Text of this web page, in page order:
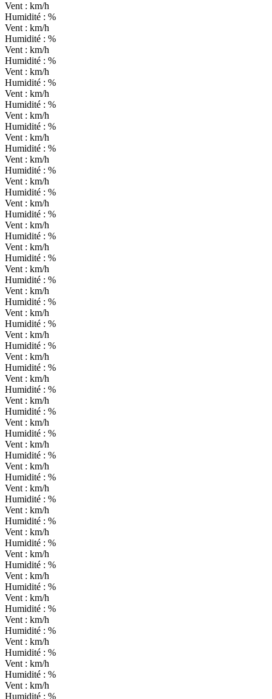
Vent : km/h
Humidité : %
Vent : km/h
Humidité : %
Vent : km/h
Humidité : %
Vent : km/h
Humidité : %
Vent : km/h
Humidité : %
Vent : km/h
Humidité : %
Vent : km/h
Humidité : %
Vent : km/h
Humidité : %
Vent : km/h
Humidité : %
Vent : km/h
Humidité : %
Vent : km/h
Humidité : %
Vent : km/h
Humidité : %
Vent : km/h
Humidité : %
Vent : km/h
Humidité : %
Vent : km/h
Humidité : %
Vent : km/h
Humidité : %
Vent : km/h
Humidité : %
Vent : km/h
Humidité : %
Vent : km/h
Humidité : %
Vent : km/h
Humidité : %
Vent : km/h
Humidité : %
Vent : km/h
Humidité : %
Vent : km/h
Humidité : %
Vent : km/h
Humidité : %
Vent : km/h
Humidité : %
Vent : km/h
Humidité : %
Vent : km/h
Humidité : %
Vent : km/h
Humidité : %
Vent : km/h
Humidité : %
Vent : km/h
Humidité : %
Vent : km/h
Humidité : %
Vent : km/h
Humidité : %